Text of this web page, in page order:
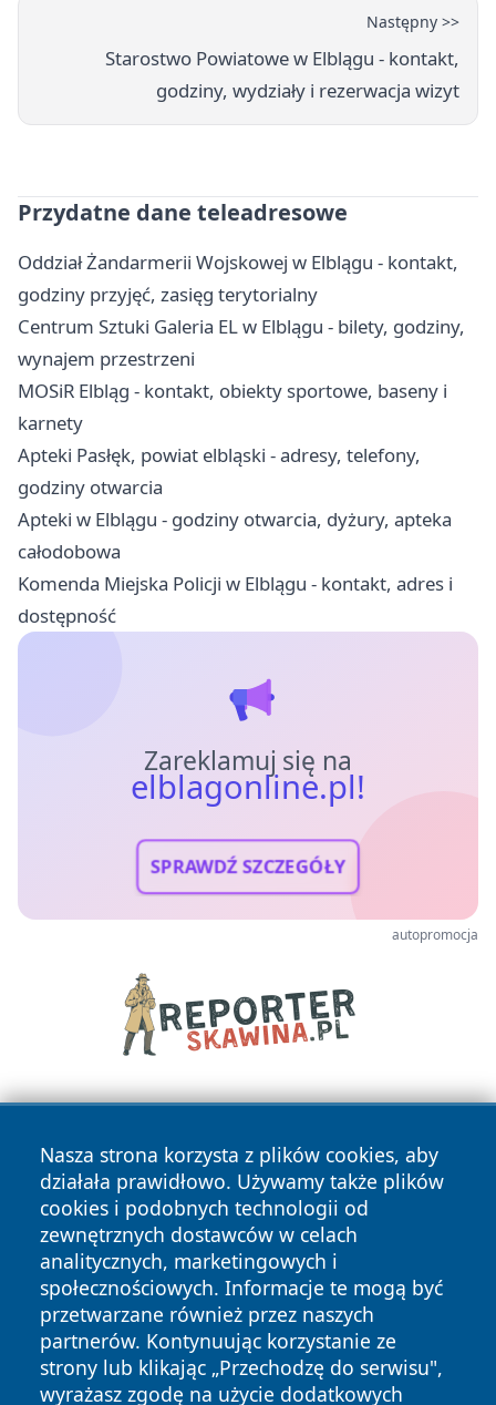
Następny >>
Starostwo Powiatowe w Elblągu - kontakt,
godziny, wydziały i rezerwacja wizyt
Przydatne dane teleadresowe
Oddział Żandarmerii Wojskowej w Elblągu - kontakt,
godziny przyjęć, zasięg terytorialny
Centrum Sztuki Galeria EL w Elblągu - bilety, godziny,
wynajem przestrzeni
MOSiR Elbląg - kontakt, obiekty sportowe, baseny i
karnety
Apteki Pasłęk, powiat elbląski - adresy, telefony,
godziny otwarcia
Apteki w Elblągu - godziny otwarcia, dyżury, apteka
całodobowa
Komenda Miejska Policji w Elblągu - kontakt, adres i
dostępność
Zareklamuj się na
elblagonline.pl!
SPRAWDŹ SZCZEGÓŁY
autopromocja
Nasza strona korzysta z plików cookies, aby
działała prawidłowo. Używamy także plików
cookies i podobnych technologii od
zewnętrznych dostawców w celach
analitycznych, marketingowych i
społecznościowych. Informacje te mogą być
przetwarzane również przez naszych
partnerów. Kontynuując korzystanie ze
strony lub klikając „Przechodzę do serwisu",
wyrażasz zgodę na użycie dodatkowych
Copyright © 2026 elblagonline.pl Wszystkie prawa
zastrzeżone.
News Autorzy
Polityka
Prywatności
Polityka
Cookies